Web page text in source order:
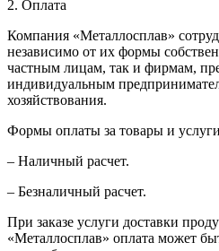
2. Оплата
Компания «Металлосплав»
независимо от их формы
частным лицам, так и фирмам,
индивидуальным
хозяйствования.
Формы оплаты за товары и
– Наличный расчет.
– Безналичный расчет.
При заказе услуги доставки
«Металлосплав» оплата может